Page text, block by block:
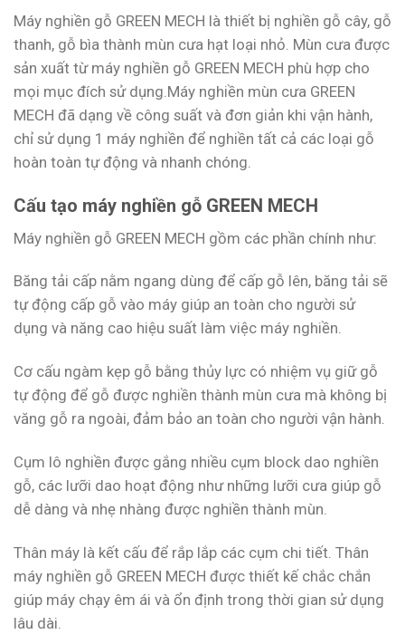
Máy nghiền gỗ GREEN MECH là thiết bị nghiền gỗ cây, gỗ
thanh, gỗ bìa thành mùn cưa hạt loại nhỏ. Mùn cưa được
sản xuất từ máy nghiền gỗ GREEN MECH phù hợp cho
mọi mục đích sử dụng.Máy nghiền mùn cưa GREEN
MECH đã dạng về công suất và đơn giản khi vận hành,
chỉ sử dụng 1 máy nghiền để nghiền tất cả các loại gỗ
hoàn toàn tự động và nhanh chóng.
Cấu tạo máy nghiền gỗ GREEN MECH
Máy nghiền gỗ GREEN MECH gồm các phần chính như:
Băng tải cấp nằm ngang dùng để cấp gỗ lên, băng tải sẽ
tự động cấp gỗ vào máy giúp an toàn cho người sử
dụng và năng cao hiệu suất làm việc máy nghiền.
Cơ cấu ngàm kẹp gỗ bằng thủy lực có nhiệm vụ giữ gỗ
tự động để gỗ được nghiền thành mùn cưa mà không bị
văng gỗ ra ngoài, đảm bảo an toàn cho người vận hành.
Cụm lô nghiền được gắng nhiều cụm block dao nghiền
gỗ, các lưỡi dao hoạt động như những lưỡi cưa giúp gỗ
dễ dàng và nhẹ nhàng được nghiền thành mùn.
Thân máy là kết cấu để rắp lắp các cụm chi tiết. Thân
máy nghiền gỗ GREEN MECH được thiết kế chắc chắn
giúp máy chạy êm ái và ổn định trong thời gian sử dụng
lâu dài.